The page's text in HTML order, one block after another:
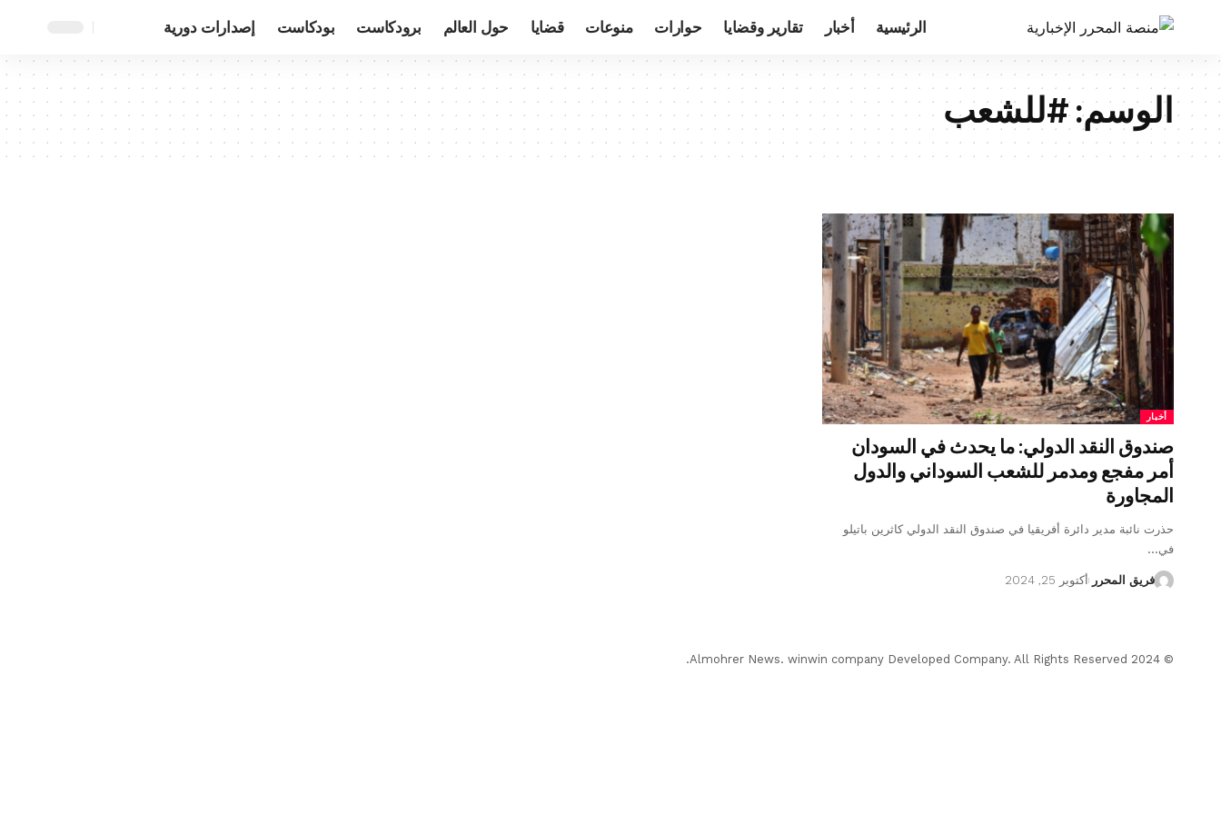
الرئيسية أخبار تقارير وقضايا حوارات منوعات قضايا حول العالم برودكاست بودكاست إصدارات دورية
الوسم:#للشعب
أخبار
صندوق النقد الدولي: ما يحدث في السودان
أمر مفجع ومدمر للشعب السوداني والدول
المجاورة
حذرت نائبة مدير دائرة أفريقيا في صندوق النقد الدولي كاثرين باتيلو
في…
فريق المحرر أكتوبر 25, 2024
© 2024 Almohrer News. winwin company Developed Company. All Rights Reserved.